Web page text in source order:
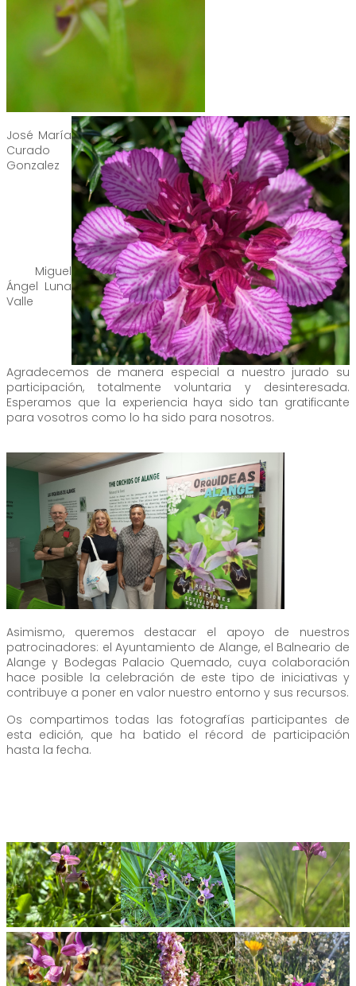
José María
Curado
Gonzalez
Miguel
Ángel Luna
Valle
Agradecemos de manera especial a nuestro jurado su
participación, totalmente voluntaria y desinteresada.
Esperamos que la experiencia haya sido tan gratificante
para vosotros como lo ha sido para nosotros.
Asimismo, queremos destacar el apoyo de nuestros
patrocinadores: el Ayuntamiento de Alange, el Balneario de
Alange y Bodegas Palacio Quemado, cuya colaboración
hace posible la celebración de este tipo de iniciativas y
contribuye a poner en valor nuestro entorno y sus recursos.
Os compartimos todas las fotografías participantes de
esta edición, que ha batido el récord de participación
hasta la fecha.